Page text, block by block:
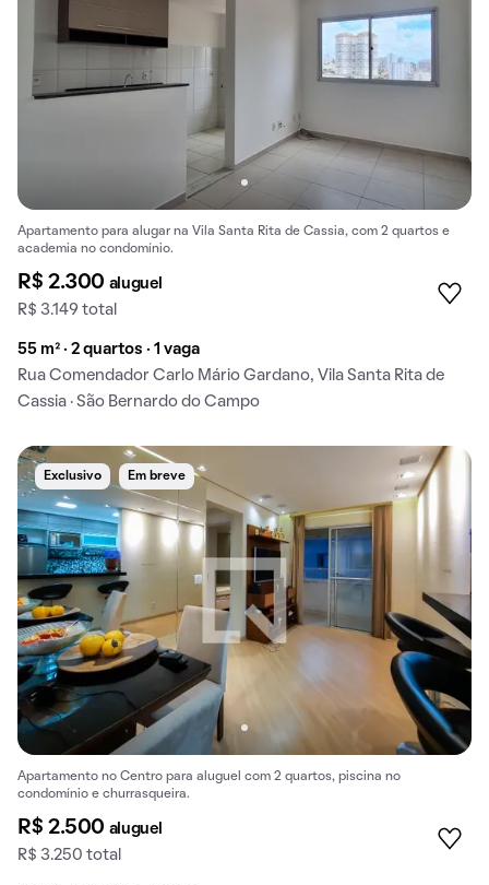
Apartamento para alugar na Vila Santa Rita de Cassia, com 2 quartos e
academia no condomínio.
R$ 2.300 aluguel
R$ 3.149 total
55 m² · 2 quartos · 1 vaga
Rua Comendador Carlo Mário Gardano, Vila Santa Rita de
Cassia · São Bernardo do Campo
Exclusivo Em breve
Apartamento no Centro para aluguel com 2 quartos, piscina no
condomínio e churrasqueira.
R$ 2.500 aluguel
R$ 3.250 total